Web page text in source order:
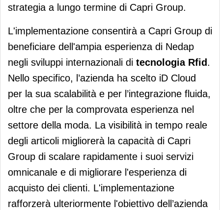
strategia a lungo termine di Capri Group.
L'implementazione consentirà a Capri Group di
beneficiare dell'ampia esperienza di Nedap
negli sviluppi internazionali di tecnologia Rfid.
Nello specifico, l’azienda ha scelto iD Cloud
per la sua scalabilità e per l’integrazione fluida,
oltre che per la comprovata esperienza nel
settore della moda. La visibilità in tempo reale
degli articoli migliorerà la capacità di Capri
Group di scalare rapidamente i suoi servizi
omnicanale e di migliorare l'esperienza di
acquisto dei clienti. L'implementazione
rafforzerà ulteriormente l'obiettivo dell’azienda